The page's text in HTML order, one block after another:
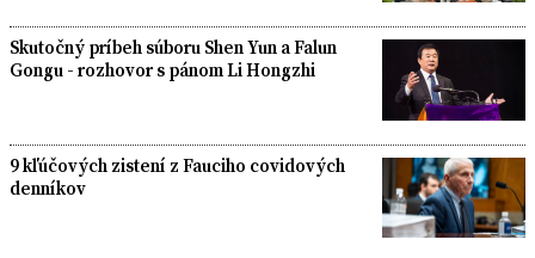
Skutočný príbeh súboru Shen Yun a Falun
Gongu - rozhovor s pánom Li Hongzhi
9 kľúčových zistení z Fauciho covidových
denníkov